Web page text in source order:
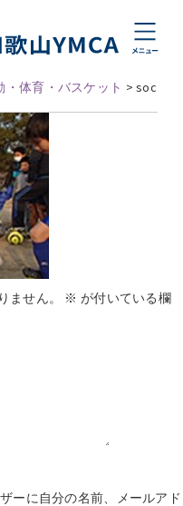
・体育・バスケット >soc
ません。 ※ が付いている欄
ーに自分の名前、メールアド